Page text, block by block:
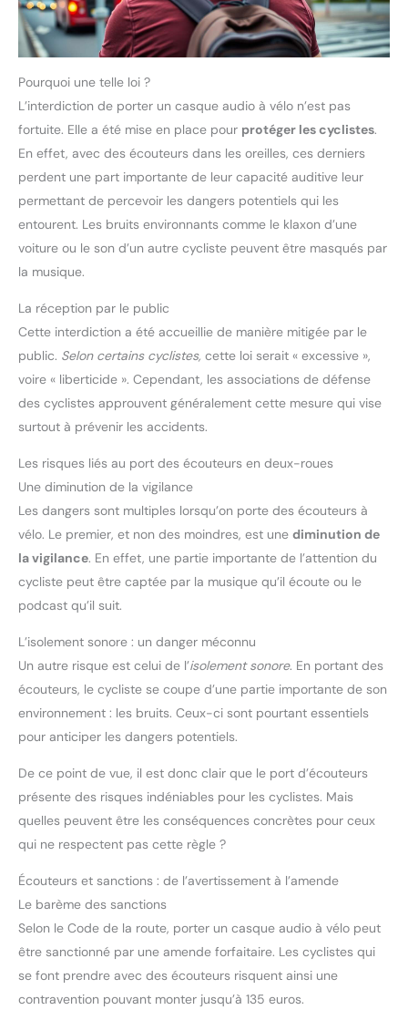
Pourquoi une telle loi ?
L’interdiction de porter un casque audio à vélo n’est pas
fortuite. Elle a été mise en place pour protéger les cyclistes.
En effet, avec des écouteurs dans les oreilles, ces derniers
perdent une part importante de leur capacité auditive leur
permettant de percevoir les dangers potentiels qui les
entourent. Les bruits environnants comme le klaxon d’une
voiture ou le son d’un autre cycliste peuvent être masqués par
la musique.
La réception par le public
Cette interdiction a été accueillie de manière mitigée par le
public. Selon certains cyclistes, cette loi serait « excessive »,
voire « liberticide ». Cependant, les associations de défense
des cyclistes approuvent généralement cette mesure qui vise
surtout à prévenir les accidents.
Les risques liés au port des écouteurs en deux-roues
Une diminution de la vigilance
Les dangers sont multiples lorsqu’on porte des écouteurs à
vélo. Le premier, et non des moindres, est une diminution de
la vigilance. En effet, une partie importante de l’attention du
cycliste peut être captée par la musique qu’il écoute ou le
podcast qu’il suit.
L’isolement sonore : un danger méconnu
Un autre risque est celui de l’isolement sonore. En portant des
écouteurs, le cycliste se coupe d’une partie importante de son
environnement : les bruits. Ceux-ci sont pourtant essentiels
pour anticiper les dangers potentiels.
De ce point de vue, il est donc clair que le port d’écouteurs
présente des risques indéniables pour les cyclistes. Mais
quelles peuvent être les conséquences concrètes pour ceux
qui ne respectent pas cette règle ?
Écouteurs et sanctions : de l’avertissement à l’amende
Le barème des sanctions
Selon le Code de la route, porter un casque audio à vélo peut
être sanctionné par une amende forfaitaire. Les cyclistes qui
se font prendre avec des écouteurs risquent ainsi une
contravention pouvant monter jusqu’à 135 euros.